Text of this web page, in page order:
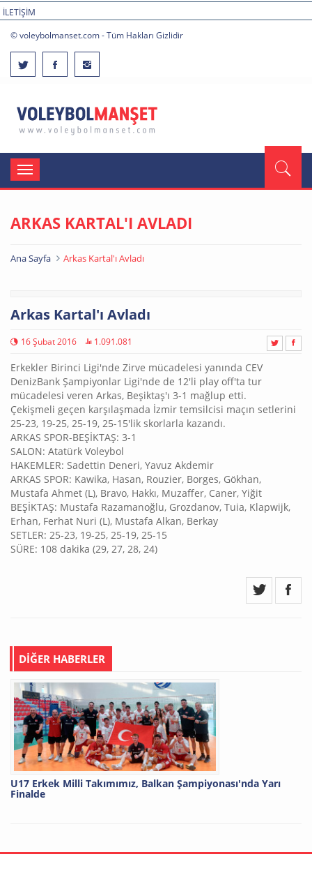
İLETİŞİM
© voleybolmanset.com - Tüm Hakları Gizlidir
Toggle
navigation
ARKAS KARTAL'I AVLADI
Ana Sayfa Arkas Kartal'ı Avladı
Arkas Kartal'ı Avladı
16 Şubat 2016 1.091.081
Erkekler Birinci Ligi'nde Zirve mücadelesi yanında CEV
DenizBank Şampiyonlar Ligi'nde de 12'li play off'ta tur
mücadelesi veren Arkas, Beşiktaş'ı 3-1 mağlup etti.
Çekişmeli geçen karşılaşmada İzmir temsilcisi maçın setlerini
25-23, 19-25, 25-19, 25-15'lik skorlarla kazandı.
ARKAS SPOR-BEŞİKTAŞ: 3-1
SALON: Atatürk Voleybol
HAKEMLER: Sadettin Deneri, Yavuz Akdemir
ARKAS SPOR: Kawika, Hasan, Rouzier, Borges, Gökhan,
Mustafa Ahmet (L), Bravo, Hakkı, Muzaffer, Caner, Yiğit
BEŞİKTAŞ: Mustafa Razamanoğlu, Grozdanov, Tuia, Klapwijk,
Erhan, Ferhat Nuri (L), Mustafa Alkan, Berkay
SETLER: 25-23, 19-25, 25-19, 25-15
SÜRE: 108 dakika (29, 27, 28, 24)
DİĞER HABERLER
U17 Erkek Milli Takımımız, Balkan Şampiyonası'nda Yarı
Finalde